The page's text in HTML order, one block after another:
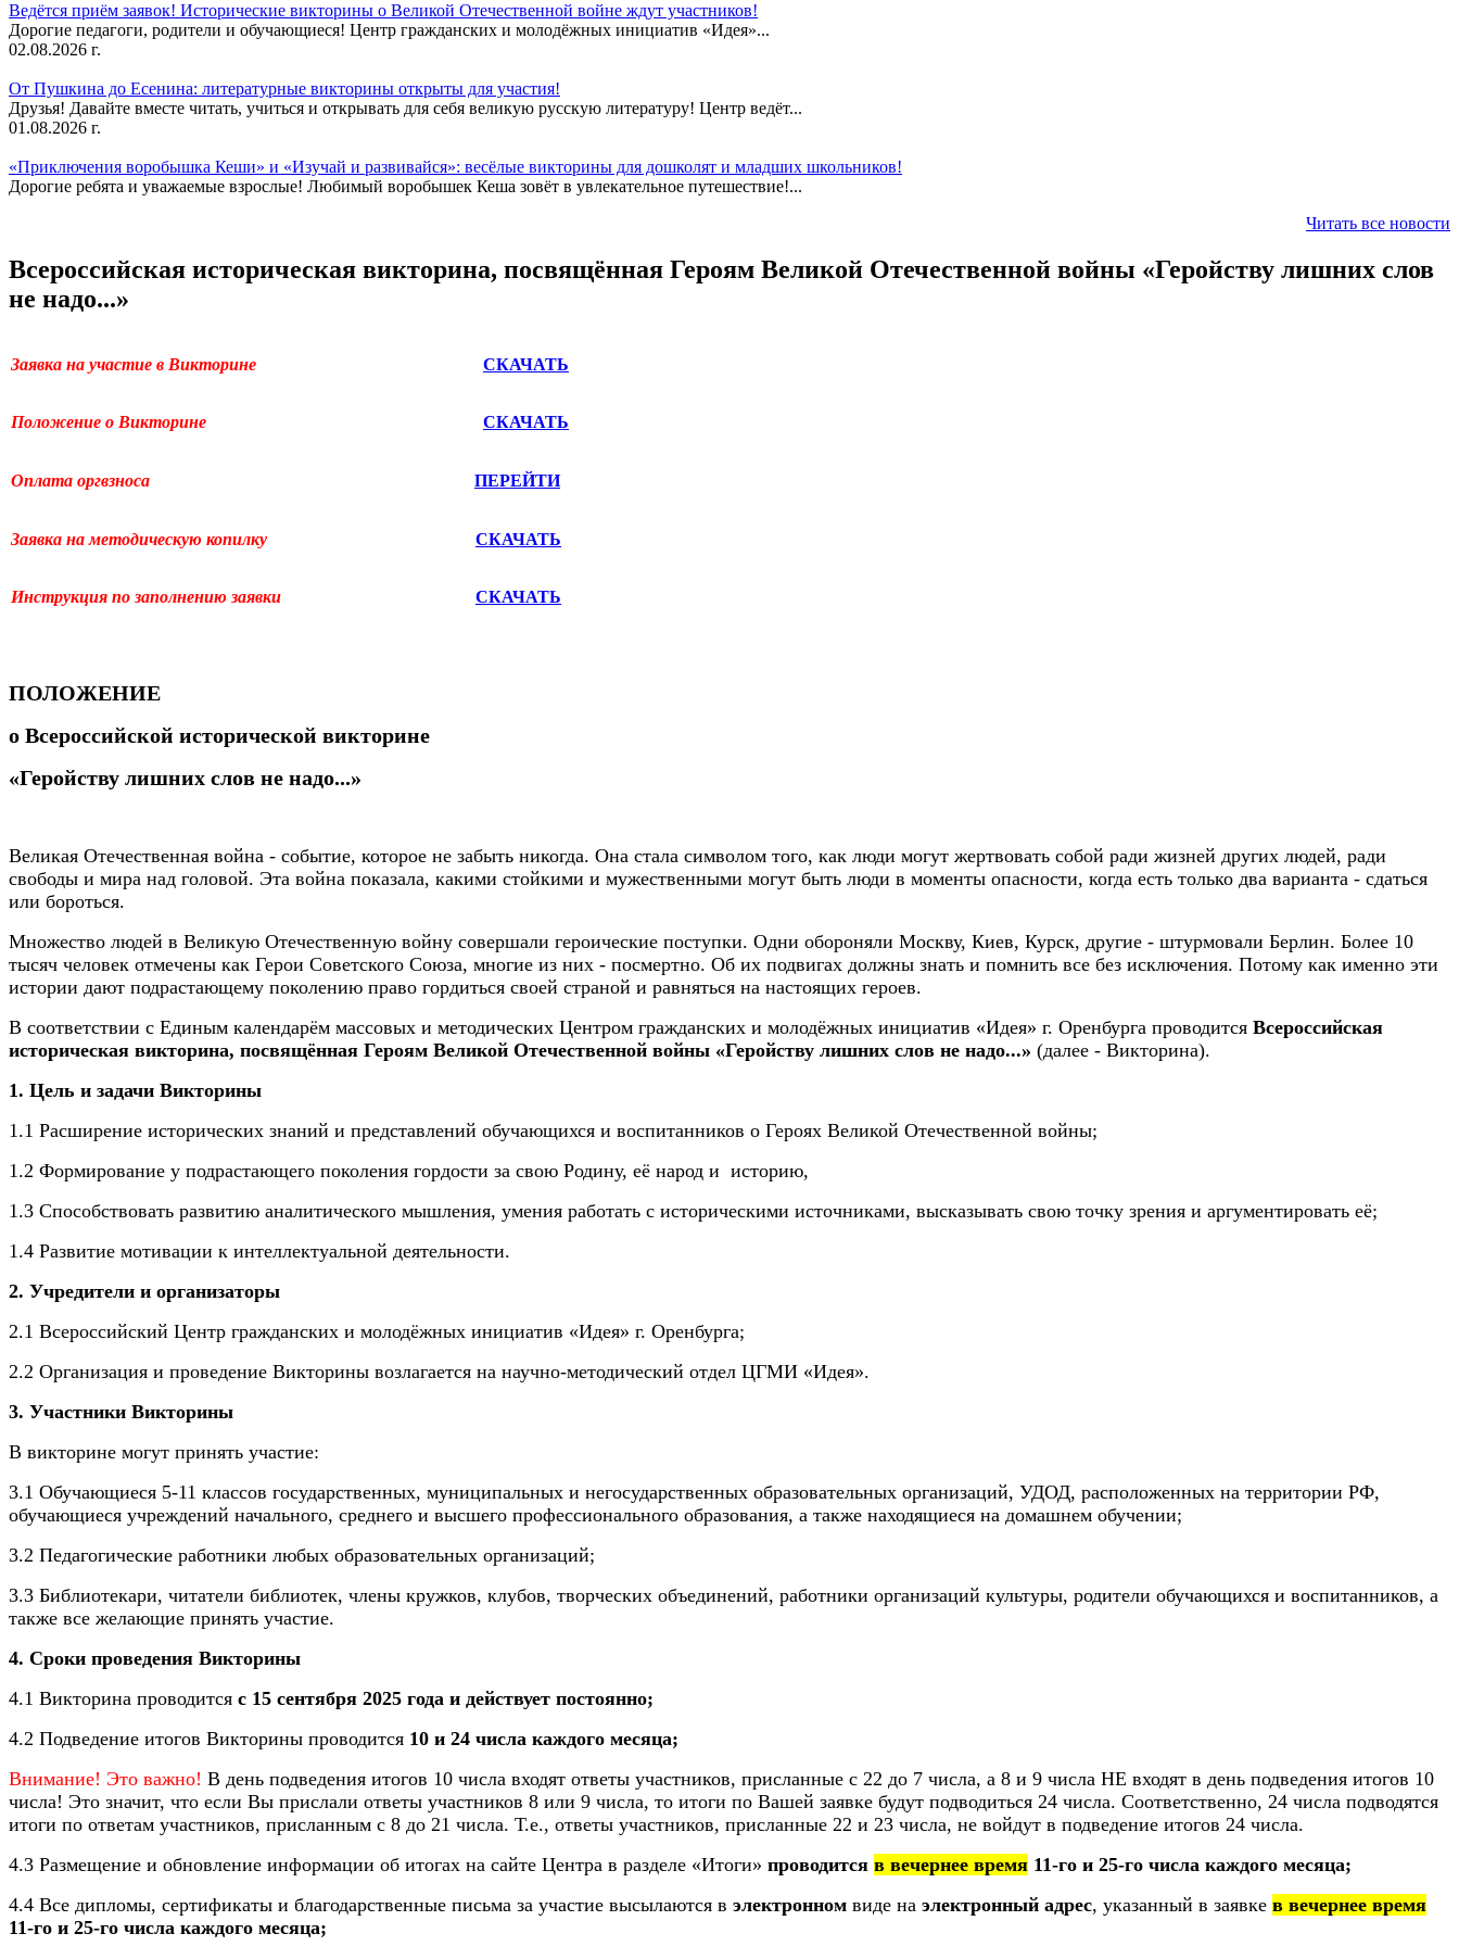
Ведётся приём заявок! Исторические викторины о Великой Отечественной войне ждут участников!
Дорогие педагоги, родители и обучающиеся! Центр гражданских и молодёжных инициатив «Идея»...
02.08.2026 г.
От Пушкина до Есенина: литературные викторины открыты для участия!
Друзья! Давайте вместе читать, учиться и открывать для себя великую русскую литературу! Центр ведёт...
01.08.2026 г.
«Приключения воробышка Кеши» и «Изучай и развивайся»: весёлые викторины для дошколят и младших школьников!
Дорогие ребята и уважаемые взрослые! Любимый воробышек Кеша зовёт в увлекательное путешествие!...
Читать все новости
Всероссийская историческая викторина, посвящённая Героям Великой Отечественной войны «Геройству лишних слов
не надо...»
Заявка на участие в Викторине СКАЧАТЬ
Положение о Викторине СКАЧАТЬ
Оплата оргвзноса ПЕРЕЙТИ
Заявка на методическую копилку СКАЧАТЬ
Инструкция по заполнению заявки СКАЧАТЬ
ПОЛОЖЕНИЕ
о Всероссийской исторической викторине
«Геройству лишних слов не надо...»
Великая Отечественная война - событие, которое не забыть никогда. Она стала символом того, как люди могут жертвовать собой ради жизней других людей, ради
свободы и мира над головой. Эта война показала, какими стойкими и мужественными могут быть люди в моменты опасности, когда есть только два варианта - сдаться
или бороться.
Множество людей в Великую Отечественную войну совершали героические поступки. Одни обороняли Москву, Киев, Курск, другие - штурмовали Берлин. Более 10
тысяч человек отмечены как Герои Советского Союза, многие из них - посмертно. Об их подвигах должны знать и помнить все без исключения. Потому как именно эти
истории дают подрастающему поколению право гордиться своей страной и равняться на настоящих героев.
В соответствии с Единым календарём массовых и методических Центром гражданских и молодёжных инициатив «Идея» г. Оренбурга проводится Всероссийская
историческая викторина, посвящённая Героям Великой Отечественной войны «Геройству лишних слов не надо...» (далее - Викторина).
1. Цель и задачи Викторины
1.1 Расширение исторических знаний и представлений обучающихся и воспитанников о Героях Великой Отечественной войны;
1.2 Формирование у подрастающего поколения гордости за свою Родину, её народ и историю,
1.3 Способствовать развитию аналитического мышления, умения работать с историческими источниками, высказывать свою точку зрения и аргументировать её;
1.4 Развитие мотивации к интеллектуальной деятельности.
2. Учредители и организаторы
2.1 Всероссийский Центр гражданских и молодёжных инициатив «Идея» г. Оренбурга;
2.2 Организация и проведение Викторины возлагается на научно-методический отдел ЦГМИ «Идея».
3. Участники Викторины
В викторине могут принять участие:
3.1 Обучающиеся 5-11 классов государственных, муниципальных и негосударственных образовательных организаций, УДОД, расположенных на территории РФ,
обучающиеся учреждений начального, среднего и высшего профессионального образования, а также находящиеся на домашнем обучении;
3.2 Педагогические работники любых образовательных организаций;
3.3 Библиотекари, читатели библиотек, члены кружков, клубов, творческих объединений, работники организаций культуры, родители обучающихся и воспитанников, а
также все желающие принять участие.
4. Сроки проведения Викторины
4.1 Викторина проводится с 15 сентября 2025 года и действует постоянно;
4.2 Подведение итогов Викторины проводится 10 и 24 числа каждого месяца;
Внимание! Это важно! В день подведения итогов 10 числа входят ответы участников, присланные с 22 до 7 числа, а 8 и 9 числа НЕ входят в день подведения итогов 10
числа! Это значит, что если Вы прислали ответы участников 8 или 9 числа, то итоги по Вашей заявке будут подводиться 24 числа. Соответственно, 24 числа подводятся
итоги по ответам участников, присланным с 8 до 21 числа. Т.е., ответы участников, присланные 22 и 23 числа, не войдут в подведение итогов 24 числа.
4.3 Размещение и обновление информации об итогах на сайте Центра в разделе «Итоги» проводится в вечернее время 11-го и 25-го числа каждого месяца;
4.4 Все дипломы, сертификаты и благодарственные письма за участие высылаются в электронном виде на электронный адрес, указанный в заявке в вечернее время
11-го и 25-го числа каждого месяца;